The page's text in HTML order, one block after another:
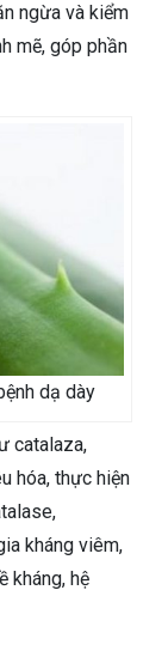
ngừa và kiểm
mẽ, góp phần
dạ dày
catalaza,
hóa, thực hiện
kháng viêm,
kháng, hệ